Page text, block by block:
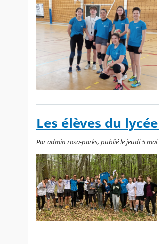
Les élèves du
Par admin rosa-parks, publié le jeudi 5